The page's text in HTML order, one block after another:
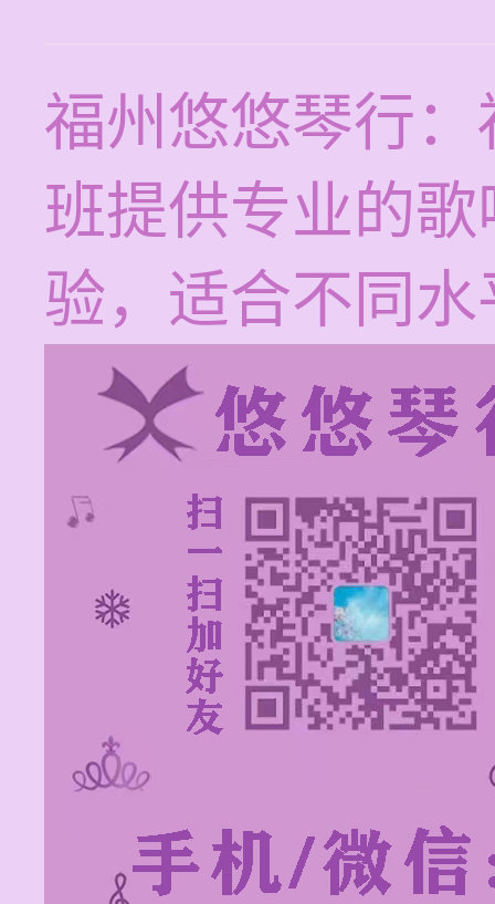
福州悠悠琴行
班提供专业的
验，适合不同